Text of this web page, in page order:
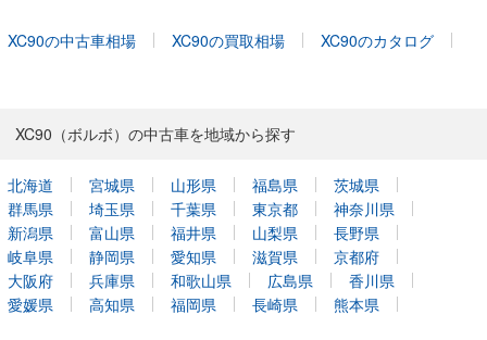
XC90の中古車相場 XC90の買取相場 XC90のカタログ
XC90（ボルボ）の中古車を地域から探す
北海道 宮城県 山形県 福島県
茨城県
群馬県
埼玉県 千葉県 東京都
神奈川県
新潟県
富山県 福井県 山梨県
長野県
岐阜県
静岡県 愛知県 滋賀県
京都府
大阪府
兵庫県 和歌山県 広島県
香川県
愛媛県
高知県 福岡県 長崎県 熊本県